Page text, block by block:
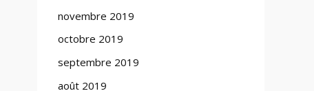
novembre 2019
octobre 2019
septembre 2019
août 2019